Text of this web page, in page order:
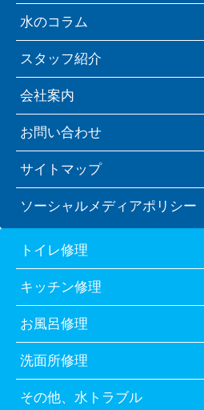
水のコラム
スタッフ紹介
会社案内
お問い合わせ
サイトマップ
ソーシャルメディアポリシー
トイレ修理
キッチン修理
お風呂修理
洗面所修理
その他、水トラブル